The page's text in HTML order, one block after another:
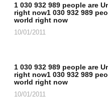
1 030 932 989 people are
right now1 030 932 989
world right now
10/01/2011
1 030 932 989 people are
right now1 030 932 989
world right now
10/01/2011